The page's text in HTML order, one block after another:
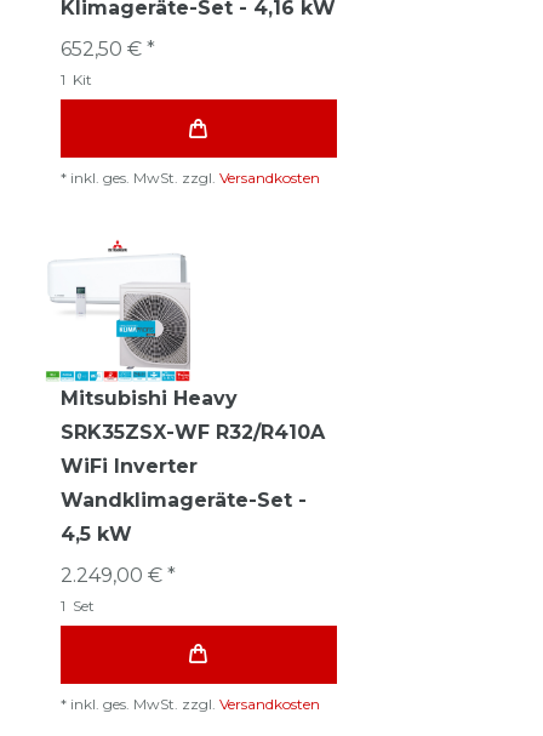
Klimageräte-Set - 4,16 kW
652,50 € *
1 Kit
* inkl. ges. MwSt. zzgl. Versandkosten
Mitsubishi Heavy
SRK35ZSX-WF R32/R410A
WiFi Inverter
Wandklimageräte-Set -
4,5 kW
2.249,00 € *
1 Set
* inkl. ges. MwSt. zzgl. Versandkosten